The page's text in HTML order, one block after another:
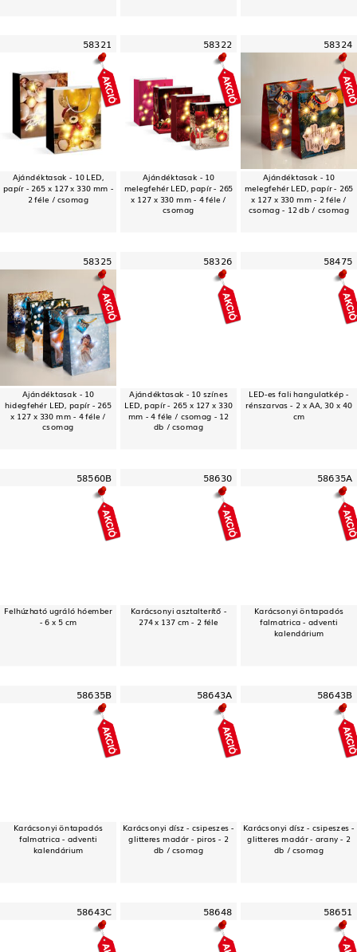
58321
Ajándéktasak - 10 LED,
papír - 265 x 127 x 330 mm -
2 féle / csomag
58322
Ajándéktasak - 10
melegfehér LED, papír - 265
x 127 x 330 mm - 4 féle /
csomag
58324
Ajándéktasak - 10
melegfehér LED, papír - 265
x 127 x 330 mm - 2 féle /
csomag - 12 db / csomag
58325
Ajándéktasak - 10
hidegfehér LED, papír - 265
x 127 x 330 mm - 4 féle /
csomag
58326
Ajándéktasak - 10 színes
LED, papír - 265 x 127 x 330
mm - 4 féle / csomag - 12
db / csomag
58475
LED-es fali hangulatkép -
rénszarvas - 2 x AA, 30 x 40
cm
58560B
Felhúzható ugráló hóember
- 6 x 5 cm
58630
Karácsonyi asztalterítő -
274 x 137 cm - 2 féle
58635A
Karácsonyi öntapadós
falmatrica - adventi
kalendárium
58635B
Karácsonyi öntapadós
falmatrica - adventi
kalendárium
58643A
Karácsonyi dísz - csipeszes -
glitteres madár - piros - 2
db / csomag
58643B
Karácsonyi dísz - csipeszes -
glitteres madár - arany - 2
db / csomag
58643C 58648 58651